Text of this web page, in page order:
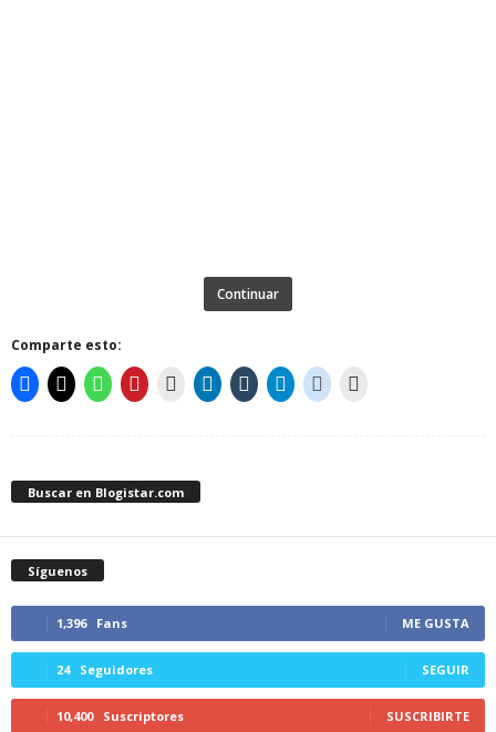
Continuar
Comparte esto:
Buscar en Blogistar.com
Síguenos
1,396 Fans ME GUSTA
24 Seguidores SEGUIR
10,400 Suscriptores SUSCRIBIRTE